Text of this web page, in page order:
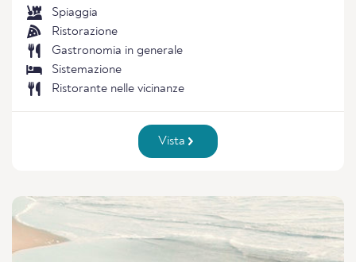
Spiaggia
Ristorazione
Gastronomia in generale
Sistemazione
Ristorante nelle vicinanze
Vista